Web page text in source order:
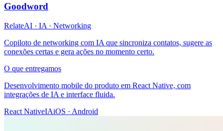
Goodword
RelateAI · IA · Networking
Copiloto de networking com IA que sincroniza contatos, sugere as
conexões certas e gera ações no momento certo.
O que entregamos
Desenvolvimento mobile do produto em React Native, com
integrações de IA e interface fluida.
React NativeIAiOS · Android